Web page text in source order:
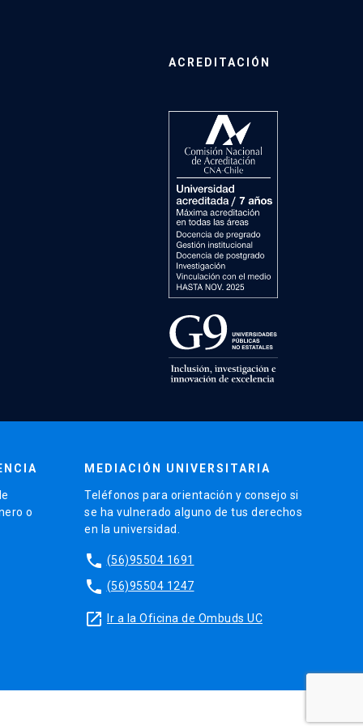
ACREDITACIÓN
o
MEDIACIÓN UNIVERSITARIA
Teléfonos para orientación y consejo si
se ha vulnerado alguno de tus derechos
en la universidad.
phone (56)95504 1691
phone (56)95504 1247
launch Ir a la Oficina de Ombuds UC